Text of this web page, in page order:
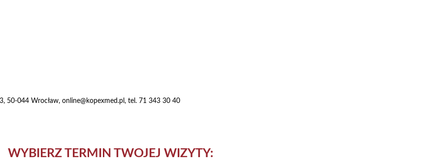
50-044 Wrocław, online@kopexmed.pl , tel. 71 343 30 40
WYBIERZ TERMIN TWOJEJ WIZYTY: